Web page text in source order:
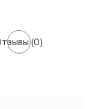
(0)